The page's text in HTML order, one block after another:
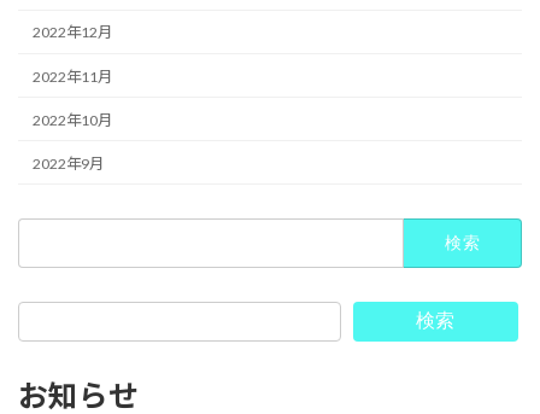
2022年12月
2022年11月
2022年10月
2022年9月
検索
お知らせ